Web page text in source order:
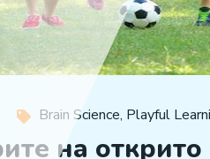
Brain Science, Playful
на